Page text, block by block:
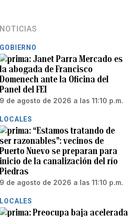
NOTICIAS
GOBIERNO
Janet Parra Mercado es
la abogada de Francisco
Domenech ante la Oficina del
Panel del FEI
9 de agosto de 2026 a las 11:10 p.m.
LOCALES
“Estamos tratando de
ser razonables”: vecinos de
Puerto Nuevo se preparan para
inicio de la canalización del río
Piedras
9 de agosto de 2026 a las 11:10 p.m.
LOCALES
Preocupa baja acelerada